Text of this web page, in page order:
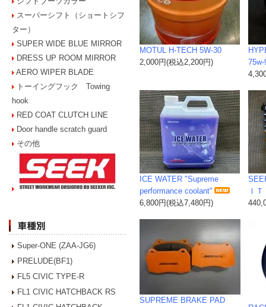
スーパーシフト（ショートシフ
ター）
SUPER WIDE BLUE MIRROR
DRESS UP ROOM MIRROR
AERO WIPER BLADE
トーイングフック Towing
hook
RED COAT CLUTCH LINE
Door handle scratch guard
その他
Super-ONE (ZAA-JG6)
PRELUDE(BF1)
FL5 CIVIC TYPE-R
FL1 CIVIC HATCHBACK RS
MOTUL H-TECH 5W-30
2,000円(税込2,200円)
75w-
ICE WATER "Supreme
performance coolant"
6,800円(税込7,480円)
Ｉ
SUPREME BRAKE PAD